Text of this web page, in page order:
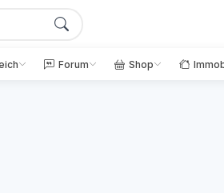
Forum Shop